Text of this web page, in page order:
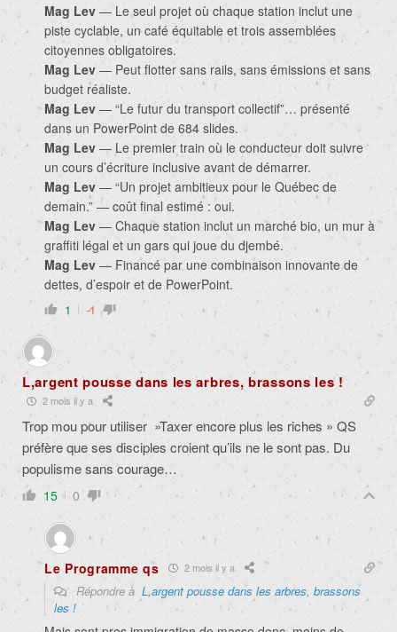
Mag Lev — Le seul projet où chaque station inclut une
piste cyclable, un café équitable et trois assemblées
citoyennes obligatoires.
Mag Lev — Peut flotter sans rails, sans émissions et sans
budget réaliste.
Mag Lev — “Le futur du transport collectif”… présenté
dans un PowerPoint de 684 slides.
Mag Lev — Le premier train où le conducteur doit suivre
un cours d’écriture inclusive avant de démarrer.
Mag Lev — “Un projet ambitieux pour le Québec de
demain.” — coût final estimé : oui.
Mag Lev — Chaque station inclut un marché bio, un mur à
graffiti légal et un gars qui joue du djembé.
Mag Lev — Financé par une combinaison innovante de
dettes, d’espoir et de PowerPoint.
1 -1
L,argent pousse dans les arbres, brassons les !
2 mois il y a
Trop mou pour utiliser »Taxer encore plus les riches » QS
préfère que ses disciples croient qu’ils ne le sont pas. Du
populisme sans courage…
15 0
Le Programme qs 2 mois il y a
Répondre à L,argent pousse dans les arbres, brassons
les !